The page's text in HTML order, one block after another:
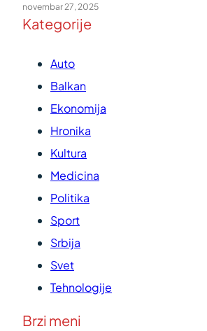
novembar 27, 2025
Kategorije
Auto
Balkan
Ekonomija
Hronika
Kultura
Medicina
Politika
Sport
Srbija
Svet
Tehnologije
Brzi meni